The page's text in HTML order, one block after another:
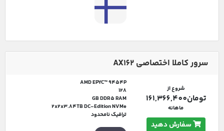
سرور کاملا اختصاصی AX162
AMD EPYC™ 9454P
128
GB DDR5 RAM
2x2x3.84TB DC-Edition NVMe
ترافیک نامحدود
شروع از
تومان161,366,400
ماهانه
سفارش دهید